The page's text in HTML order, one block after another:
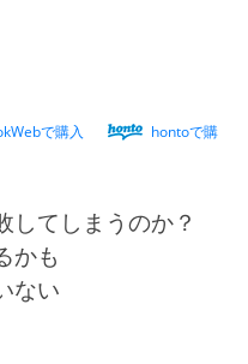
で購入
hontoで購
してしまうのか？
かも
ない